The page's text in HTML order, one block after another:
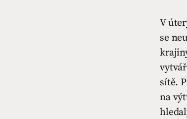
V
se
sítě.
na